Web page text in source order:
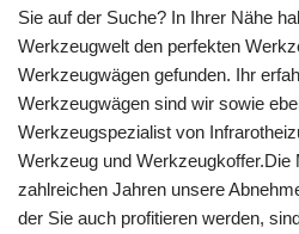
Sie auf der Suche? In Ihrer Nähe
Werkzeugwelt den perfekten
Werkzeugwägen gefunden. Ihr
Werkzeugwägen sind wir sowie
Werkzeugspezialist von
Werkzeug und Werkzeugkoffer.Die
zahlreichen Jahren unsere
der Sie auch profitieren werden,